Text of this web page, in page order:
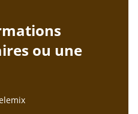
ou une